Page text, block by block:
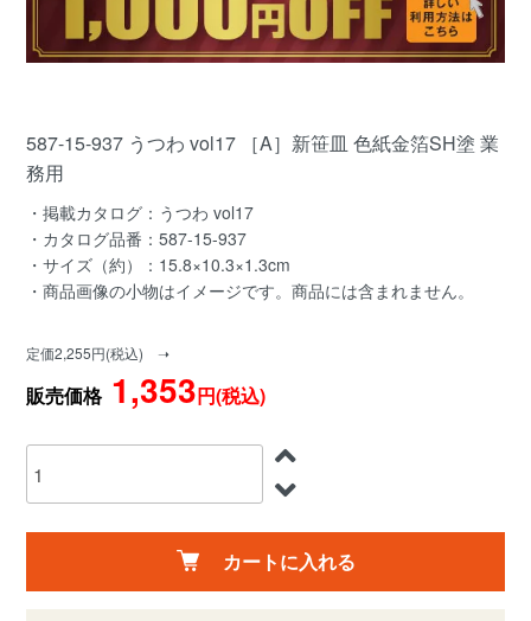
587-15-937 うつわ vol17 ［A］新笹皿 色紙金箔SH塗 業
務用
・掲載カタログ：うつわ vol17
・カタログ品番：587-15-937
・サイズ（約）：15.8×10.3×1.3cm
・商品画像の小物はイメージです。商品には含まれません。
定価2,255円(税込) ➝
販売価格1,353円(税込)
カートに入れる